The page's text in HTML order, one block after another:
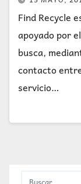
Find Recycle
apoyado por
busca,
contacto
servicio…